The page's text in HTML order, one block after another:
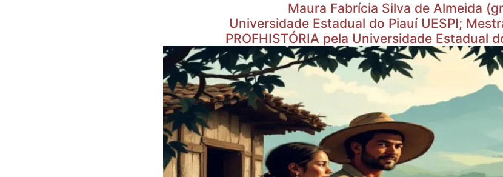
Maura Fabrícia Silva de Almeida
Universidade Estadual do Piauí UESPI;
PROFHISTÓRIA pela Universidade Estadual